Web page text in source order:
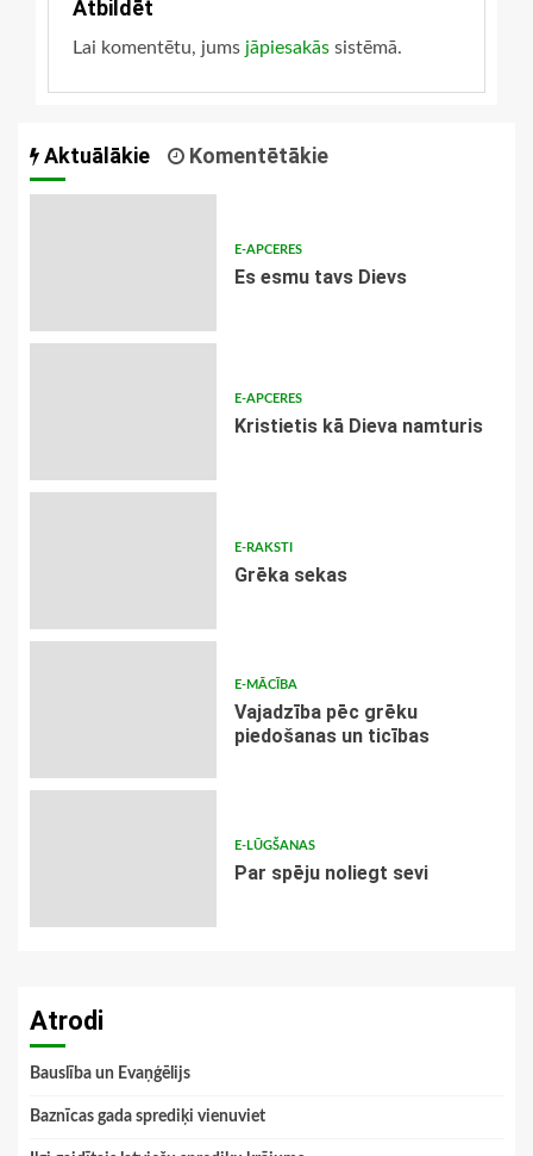
Atbildēt
Lai komentētu, jums jāpiesakās sistēmā.
Aktuālākie Komentētākie
E-APCERES
Es esmu tavs Dievs
E-APCERES
Kristietis kā Dieva namturis
E-RAKSTI
Grēka sekas
E-MĀCĪBA
Vajadzība pēc grēku
piedošanas un ticības
E-LŪGŠANAS
Par spēju noliegt sevi
Atrodi
Bauslība un Evaņģēlijs
Baznīcas gada sprediķi vienuviet